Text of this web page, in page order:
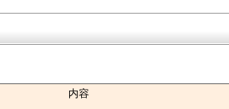
内容